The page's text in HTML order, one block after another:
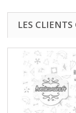
LES